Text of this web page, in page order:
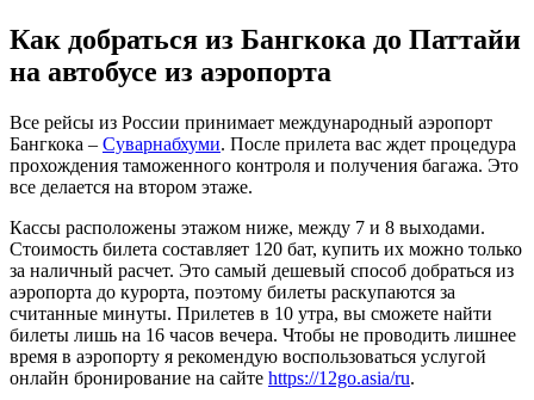
Как добраться из Бангкока до Паттайи
на автобусе из аэропорта
Все рейсы из России принимает международный аэропорт
Бангкока – Суварнабхуми. После прилета вас ждет процедура
прохождения таможенного контроля и получения багажа. Это
все делается на втором этаже.
Кассы расположены этажом ниже, между 7 и 8 выходами.
Стоимость билета составляет 120 бат, купить их можно только
за наличный расчет. Это самый дешевый способ добраться из
аэропорта до курорта, поэтому билеты раскупаются за
считанные минуты. Прилетев в 10 утра, вы сможете найти
билеты лишь на 16 часов вечера. Чтобы не проводить лишнее
время в аэропорту я рекомендую воспользоваться услугой
онлайн бронирование на сайте https://12go.asia/ru.